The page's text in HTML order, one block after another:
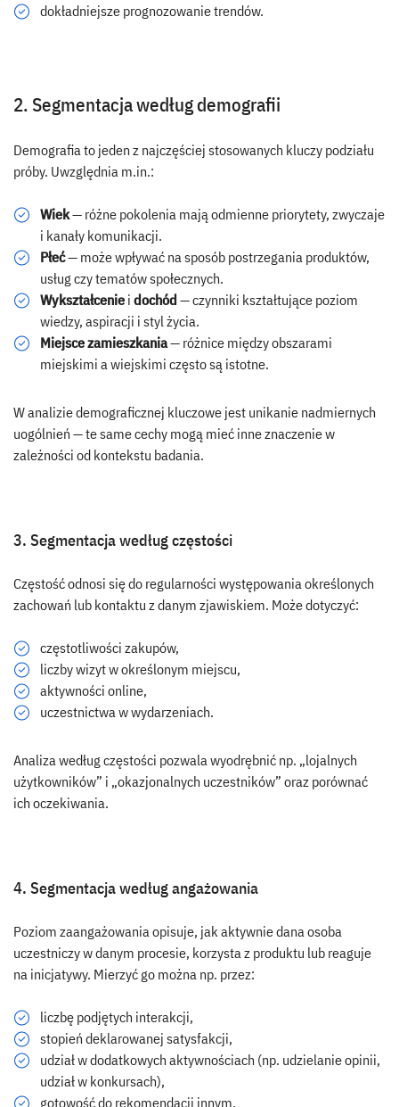
dokładniejsze prognozowanie trendów.
2. Segmentacja według demografii
Demografia to jeden z najczęściej stosowanych kluczy podziału
próby. Uwzględnia m.in.:
Wiek— różne pokolenia mają odmienne priorytety, zwyczaje
i kanały komunikacji.
Płeć— może wpływać na sposób postrzegania produktów,
usług czy tematów społecznych.
Wykształcenie i dochód — czynniki kształtujące poziom
wiedzy, aspiracji i styl życia.
Miejsce zamieszkania— różnice między obszarami
miejskimi a wiejskimi często są istotne.
W analizie demograficznej kluczowe jest unikanie nadmiernych
uogólnień — te same cechy mogą mieć inne znaczenie w
zależności od kontekstu badania.
3. Segmentacja według częstości
Częstość odnosi się do regularności występowania określonych
zachowań lub kontaktu z danym zjawiskiem. Może dotyczyć:
częstotliwości zakupów,
liczby wizyt w określonym miejscu,
aktywności online,
uczestnictwa w wydarzeniach.
Analiza według częstości pozwala wyodrębnić np. „lojalnych
użytkowników” i „okazjonalnych uczestników” oraz porównać
ich oczekiwania.
4. Segmentacja według angażowania
Poziom zaangażowania opisuje, jak aktywnie dana osoba
uczestniczy w danym procesie, korzysta z produktu lub reaguje
na inicjatywy. Mierzyć go można np. przez:
liczbę podjętych interakcji,
stopień deklarowanej satysfakcji,
udział w dodatkowych aktywnościach (np. udzielanie opinii,
udział w konkursach),
gotowość do rekomendacji innym.